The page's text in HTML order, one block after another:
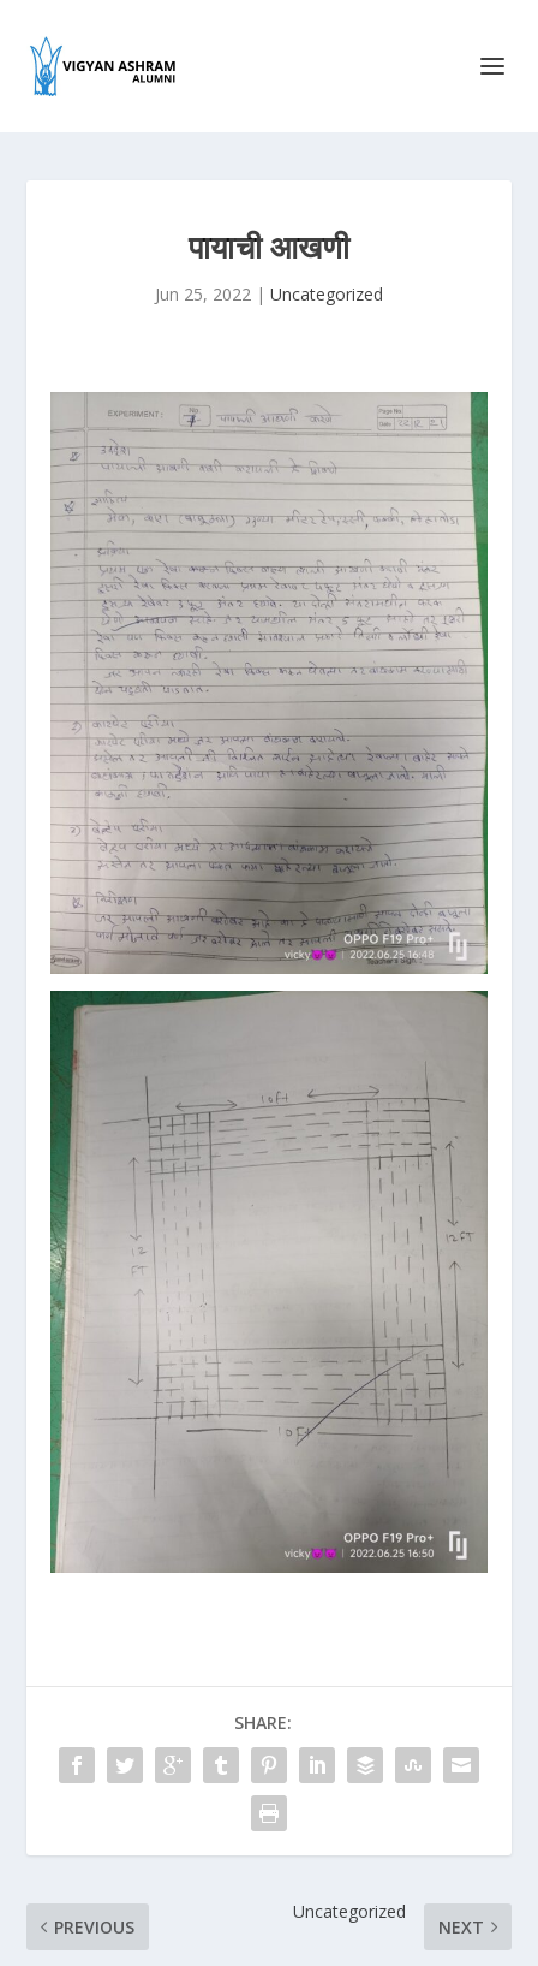
पायाची आखणी
Jun 25, 2022 | Uncategorized
SHARE:
PREVIOUS NEXT
Uncategorized